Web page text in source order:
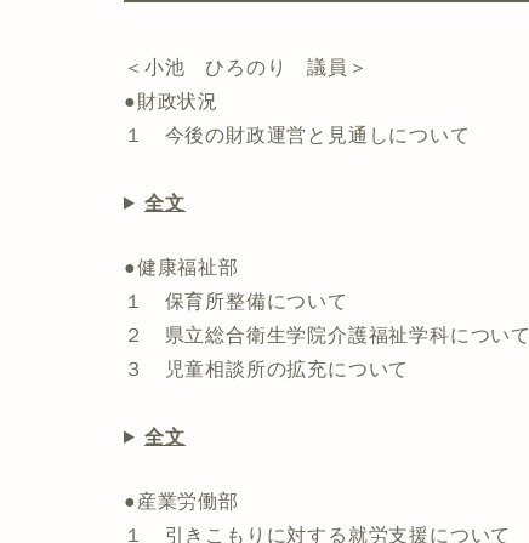
＜小池 ひろのり 議員＞
●財政状況
１ 今後の財政運営と見通しについて
全文
●健康福祉部
１ 保育所整備について
２ 県立総合衛生学院介護福祉学科について
３ 児童相談所の拡充について
全文
●産業労働部
１ 引きこもりに対する就労支援について